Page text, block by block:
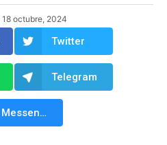
18 octubre, 2024
Twitter
Telegram
Messenger